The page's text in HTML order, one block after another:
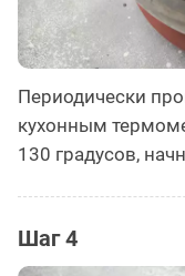
Периодически
кухонным
130 градусов,
Шаг 4